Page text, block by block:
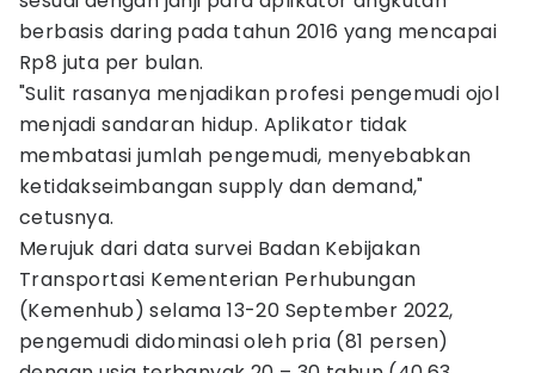
berbasis daring pada tahun 2016 yang mencapai
Rp8 juta per bulan.
"Sulit rasanya menjadikan profesi pengemudi ojol
menjadi sandaran hidup. Aplikator tidak
membatasi jumlah pengemudi, menyebabkan
ketidakseimbangan supply dan demand,"
cetusnya.
Merujuk dari data survei Badan Kebijakan
Transportasi Kementerian Perhubungan
(Kemenhub) selama 13-20 September 2022,
pengemudi didominasi oleh pria (81 persen)